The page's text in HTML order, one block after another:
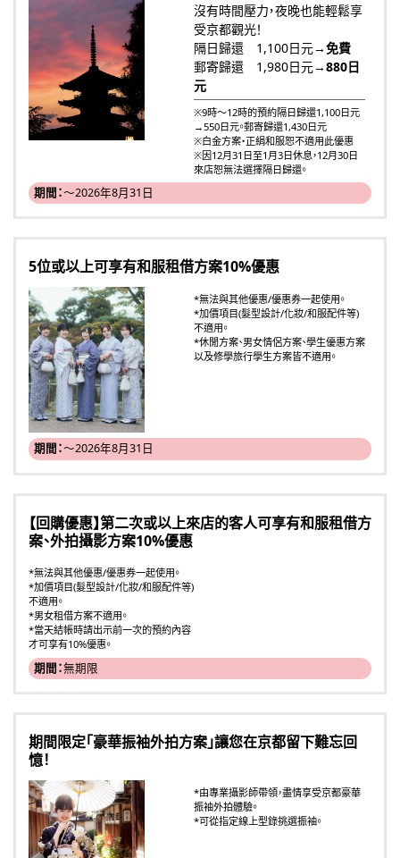
沒有時間壓力，夜晚也能輕鬆享
受京都觀光！
隔日歸還 1,100日元→免費
郵寄歸還 1,980日元→880日
元
※9時～12時的預約隔日歸還1,100日元
→550日元。郵寄歸還1,430日元
※白金方案・正絹和服恕不適用此優惠
※因12月31日至1月3日休息，12月30日
來店恕無法選擇隔日歸還。
期間：～2026年8月31日
5位或以上可享有和服租借方案10%優惠
*無法與其他優惠/優惠券一起使用。
*加價項目(髮型設計/化妝/和服配件等)
不適用。
*休閒方案、男女情侶方案、學生優惠方案
以及修學旅行學生方案皆不適用。
期間：～2026年8月31日
【回購優惠】第二次或以上來店的客人可享有和服租借方
案、外拍攝影方案10%優惠
*無法與其他優惠/優惠券一起使用。
*加價項目(髮型設計/化妝/和服配件等)
不適用。
*男女租借方案不適用。
*當天結帳時請出示前一次的預約內容
才可享有10%優惠。
期間：無期限
期間限定「豪華振袖外拍方案」讓您在京都留下難忘回
憶！
*由專業攝影師帶領，盡情享受京都豪華
振袖外拍體驗。
*可從指定線上型錄挑選振袖。